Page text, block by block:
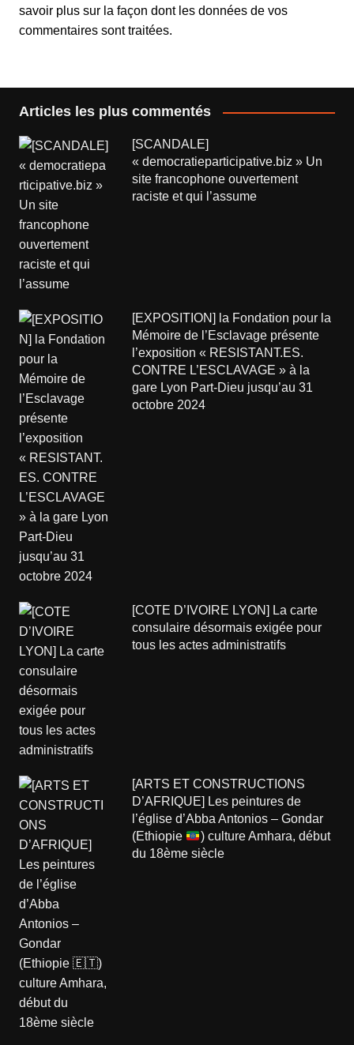
savoir plus sur la façon dont les données de vos
commentaires sont traitées.
Articles les plus commentés
[SCANDALE]
« democratieparticipative.biz » Un
site francophone ouvertement
raciste et qui l’assume
[EXPOSITION] la Fondation pour la
Mémoire de l’Esclavage présente
l’exposition « RESISTANT.ES.
CONTRE L’ESCLAVAGE » à la
gare Lyon Part-Dieu jusqu’au 31
octobre 2024
[COTE D’IVOIRE LYON] La carte
consulaire désormais exigée pour
tous les actes administratifs
[ARTS ET CONSTRUCTIONS
D’AFRIQUE] Les peintures de
l’église d’Abba Antonios – Gondar
(Ethiopie
) culture Amhara, début
du 18ème siècle